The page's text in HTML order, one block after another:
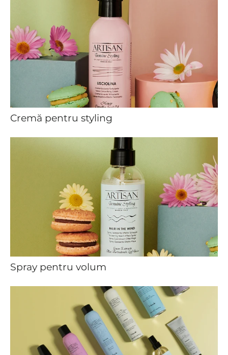
Cremă pentru styling
Spray pentru volum